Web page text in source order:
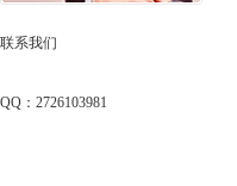
联系我们
QQ：2726103981